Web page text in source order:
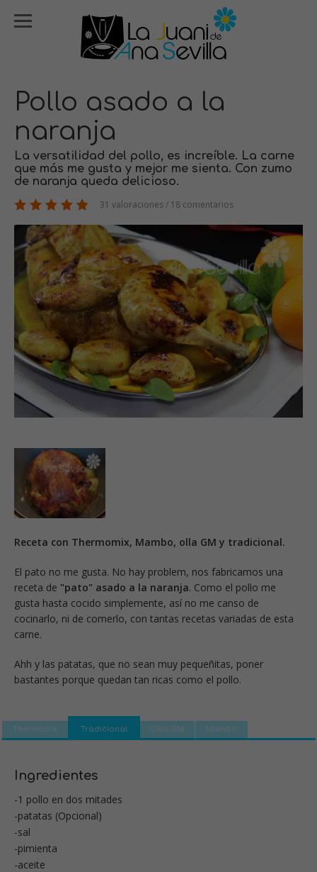
Pollo asado a la
naranja
La versatilidad del pollo, es increíble. La carne
que más me gusta y mejor me sienta. Con zumo
de naranja queda delicioso.
31 valoraciones / 18 comentarios
Receta con Thermomix, Mambo, olla GM y tradicional.
El pato no me gusta. No hay problem, nos fabricamos una
receta de "pato" asado a la naranja. Como el pollo me
gusta hasta cocido simplemente, así no me canso de
cocinarlo, ni de comerlo, con tantas recetas variadas de esta
carne.
Ahh y las patatas, que no sean muy pequeñitas, poner
bastantes porque quedan tan ricas como el pollo.
Thermomix Tradicional Olla GM Mambo
Ingredientes
-1 pollo en dos mitades
-patatas (Opcional)
-sal
-pimienta
-aceite